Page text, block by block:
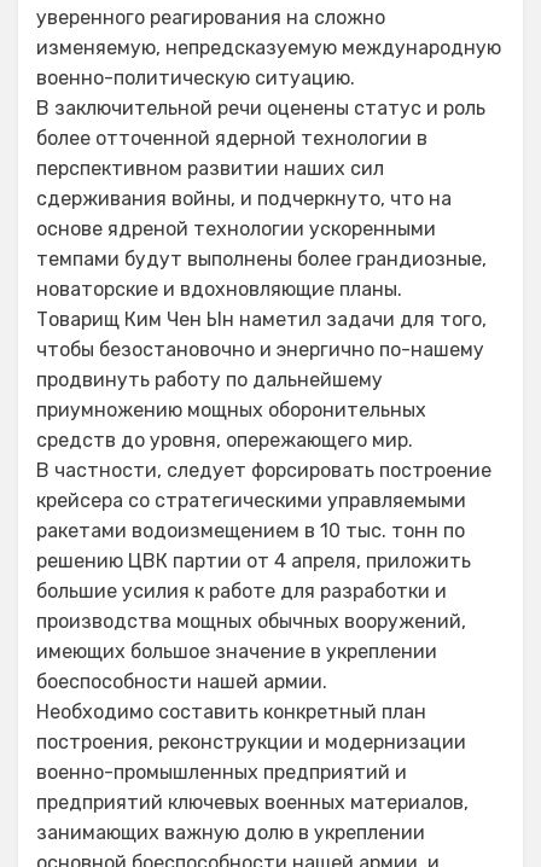
уверенного реагирования на сложно
изменяемую, непредсказуемую международную
военно-политическую ситуацию.
В заключительной речи оценены статус и роль
более отточенной ядерной технологии в
перспективном развитии наших сил
сдерживания войны, и подчеркнуто, что на
основе ядреной технологии ускоренными
темпами будут выполнены более грандиозные,
новаторские и вдохновляющие планы.
Товарищ Ким Чен Ын наметил задачи для того,
чтобы безостановочно и энергично по-нашему
продвинуть работу по дальнейшему
приумножению мощных оборонительных
средств до уровня, опережающего мир.
В частности, следует форсировать построение
крейсера со стратегическими управляемыми
ракетами водоизмещением в 10 тыс. тонн по
решению ЦВК партии от 4 апреля, приложить
большие усилия к работе для разработки и
производства мощных обычных вооружений,
имеющих большое значение в укреплении
боеспособности нашей армии.
Необходимо составить конкретный план
построения, реконструкции и модернизации
военно-промышленных предприятий и
предприятий ключевых военных материалов,
занимающих важную долю в укреплении